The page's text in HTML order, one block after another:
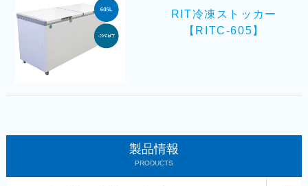
RIT冷凍ストッカー
【RITC-605】
製品情報
PRODUCTS